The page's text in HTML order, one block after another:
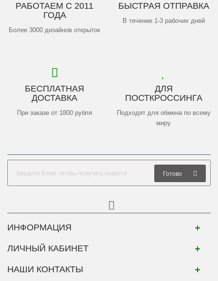
РАБОТАЕМ С 2011
ГОДА
Более 3000 дизайнов открыток
БЫСТРАЯ ОТПРАВКА
В течение 1-3 рабочих дней
БЕСПЛАТНАЯ
ДОСТАВКА
При заказе от 1800 рубля
ДЛЯ
ПОСТКРОССИНГА
Подходят для обмена по всему
миру
Готово
ИНФОРМАЦИЯ
ЛИЧНЫЙ КАБИНЕТ
НАШИ КОНТАКТЫ